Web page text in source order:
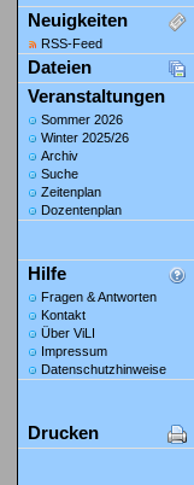
Neuigkeiten
RSS-Feed
Dateien
Veranstaltungen
Sommer 2026
Winter 2025/26
Archiv
Suche
Zeitenplan
Dozentenplan
Hilfe
Fragen & Antworten
Kontakt
Über ViLI
Impressum
Datenschutzhinweise
Drucken